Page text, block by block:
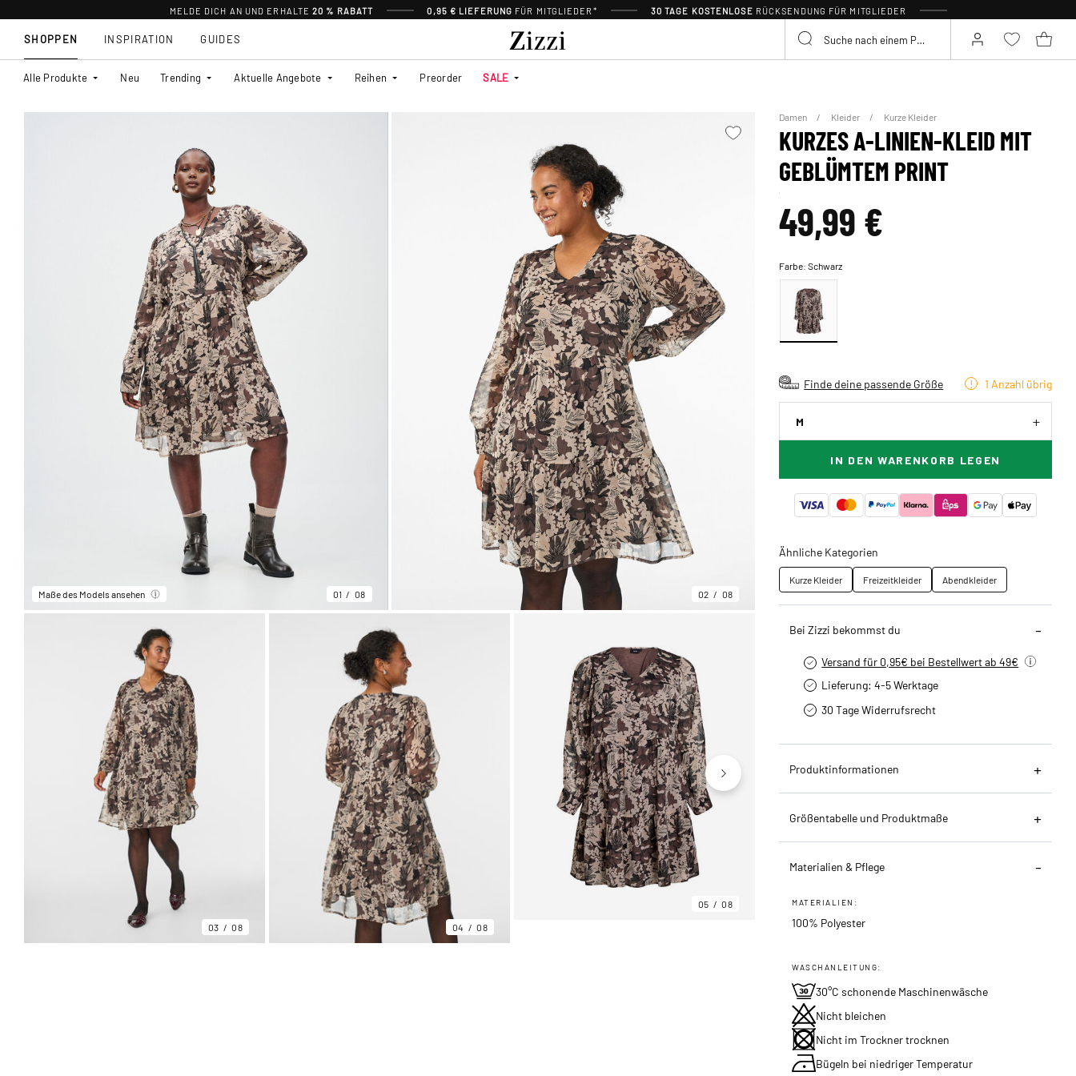
MELDE DICH AN UND ERHALTE20 % RABATT 0,95 € LIEFERUNG FÜR MITGLIEDER* 30 TAGE KOSTENLOSE RÜCKSENDUNG FÜR MITGLIEDER
SHOPPEN
Alle Produkte Neu Trending Aktuelle Angebote Reihen Preorder SALE
INSPIRATION GUIDES
Maße des Models ansehen 01 08 02 08
03 08 04 08
05 08
Damen Kleider Kurze Kleider
KURZES A-LINIEN-KLEID MIT
GEBLÜMTEM PRINT
49,99 €
Farbe:Schwarz
Finde deine passende Größe 1 Anzahl übrig
M
IN DEN WARENKORB LEGEN
Ähnliche Kategorien
Kurze Kleider Freizeitkleider Abendkleider
Bei Zizzi bekommst du
Versand für 0,95€ bei Bestellwert ab 49€
Lieferung: 4-5 Werktage
30 Tage Widerrufsrecht
Produktinformationen
Größentabelle und Produktmaße
Materialien & Pflege
MATERIALIEN:
100% Polyester
WASCHANLEITUNG:
30°C schonende Maschinenwäsche
Nicht bleichen
Nicht im Trockner trocknen
Bügeln bei niedriger Temperatur